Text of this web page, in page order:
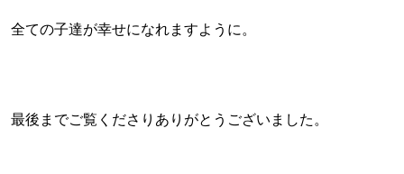
全ての子達が幸せになれますように。
最後までご覧くださりありがとうございました。